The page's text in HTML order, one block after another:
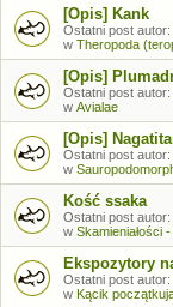
[Opis] Kank
Ostatni post autor:
w Theropoda
[Opis]
Ostatni post autor:
w Avialae
[Opis]
Ostatni post autor:
w
Kość ssaka
Ostatni post autor:
w Skamieniałości
Ekspozytory
Ostatni post autor:
w Kącik